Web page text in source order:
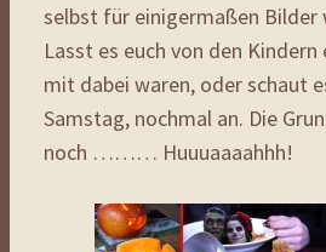
selbst für einigermaßen Bilder
Lasst es euch von den
mit dabei waren, oder schaut
Samstag, nochmal an. Die
noch ……… Huuuaaaahhh!